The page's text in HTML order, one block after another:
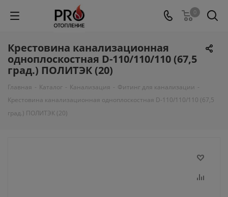
0
Крестовина канализационная
одноплоскостная D-110/110/110 (67,5
град.) ПОЛИТЭК (20)
Главная - Каталог - Канализация - Фитинг для канализации -
Крестовина канализационная одноплоскостная D-110/110/110 (67,5
град.) ПОЛИТЭК (20)